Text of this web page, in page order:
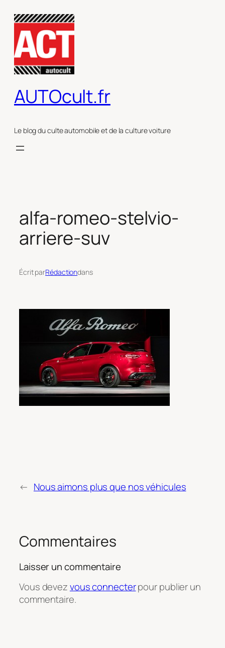
contenu
AUTOcult.fr
Le blog du culte automobile et de la culture voiture
alfa-romeo-stelvio-
arriere-suv
Écrit parRédactiondans
← Nous aimons plus que nos véhicules
Commentaires
Laisser un commentaire
Vous devezvous connecterpour publier un
commentaire.